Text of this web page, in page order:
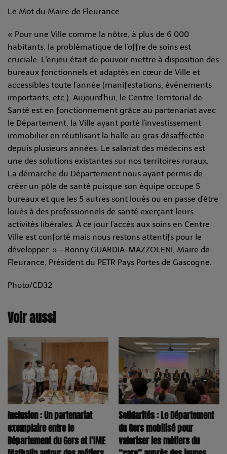
Le Mot du Maire de Fleurance
« Pour une Ville comme la nôtre, à plus de 6 000
habitants, la problématique de l'offre de soins est
cruciale. L'enjeu était de pouvoir mettre à disposition des
bureaux fonctionnels et adaptés en cœur de Ville et
accessibles toute l'année (manifestations, événements
importants, etc.). Aujourd'hui, le Centre Territorial de
Santé est en fonctionnement grâce au partenariat avec
le Département, la Ville ayant porté l'investissement
immobilier en réutilisant la halle au gras désaffectée
depuis plusieurs années. Le salariat des médecins est
une des solutions existantes sur nos territoires ruraux.
La démarche du Département nous ayant permis de
créer un pôle de santé puisque son équipe occupe 5
bureaux et que les 5 autres sont loués ou en passe d'être
loués à des professionnels de santé exerçant leurs
activités libérales. À ce jour l'accès aux soins en Centre
Ville est conforté mais nous restons attentifs pour le
développer. » - Ronny GUARDIA-MAZZOLENI, Maire de
Fleurance, Président du PETR Pays Portes de Gascogne.
Photo/CD32
Voir aussi
Inclusion : Un partenariat
exemplaire entre le
Département du Gers et l’IME
Solidarités : Le Département
du Gers mobilisé pour
valoriser les métiers du